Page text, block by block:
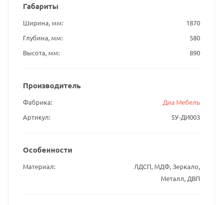
Габариты
Ширина, мм
1870
Глубина, мм
580
Высота, мм
890
Производитель
Фабрика
Диа Мебель
Артикул
5У-ДИ003
Особенности
Материал
ЛДСП, МДФ, Зеркало,
Металл, ДВП